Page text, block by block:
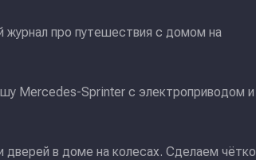
журнал про путешествия с домом на
Mercedes-Sprinter с электроприводом и
дверей в доме на колесах. Сделаем чётко